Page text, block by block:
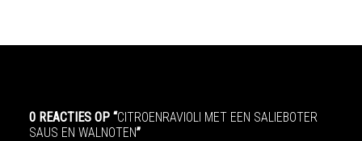
0 REACTIES OP “CITROENRAVIOLI MET EEN SALIEBOTER
SAUS EN WALNOTEN”